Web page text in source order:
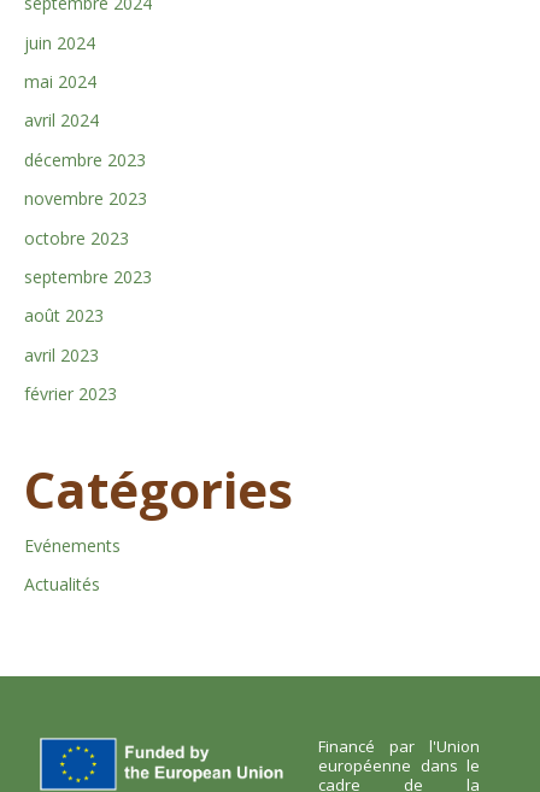
juin 2024
mai 2024
avril 2024
décembre 2023
novembre 2023
octobre 2023
septembre 2023
août 2023
avril 2023
février 2023
Catégories
Evénements
Actualités
Financé par l'Union
européenne dans le
cadre de la